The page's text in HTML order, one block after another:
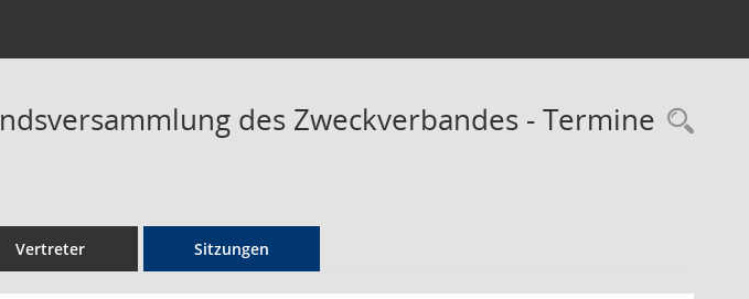
des Zweckverbandes - Termine
Vertreter Sitzungen